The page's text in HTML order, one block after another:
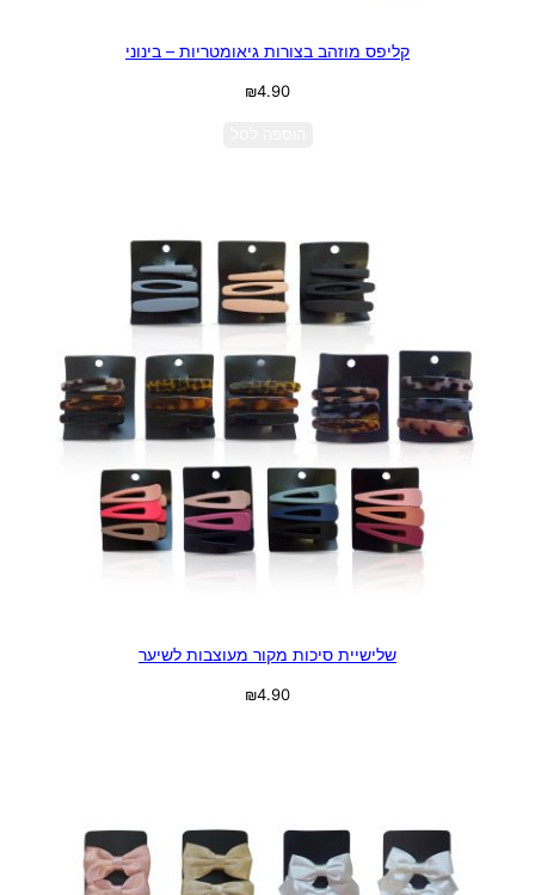
קליפס מוזהב בצורות גיאומטריות – בינוני
₪4.90
שלישיית סיכות מקור מעוצבות לשיער
₪4.90